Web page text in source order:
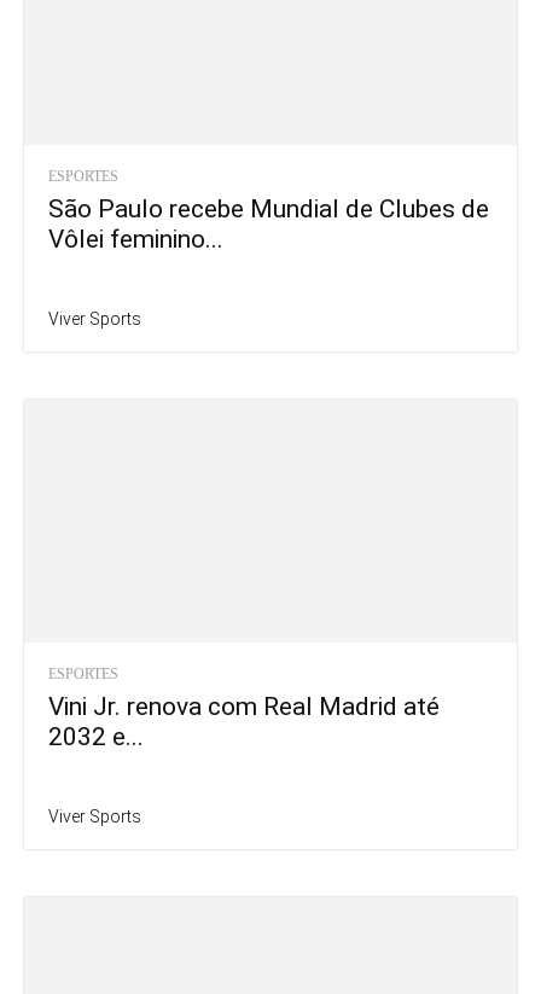
ESPORTES
São Paulo recebe Mundial de Clubes de
Vôlei feminino...
Viver Sports
ESPORTES
Vini Jr. renova com Real Madrid até
2032 e...
Viver Sports